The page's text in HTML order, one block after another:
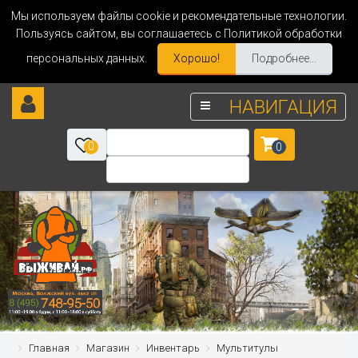
Мы используем файлы cookie и рекомендательные технологии.
Пользуясь сайтом, вы соглашаетесь с Политикой обработки
персональных данных.
Хорошо! Подробнее...
НАВИГАЦИЯ
0 0
Главная Магазин Инвентарь Мультитулы